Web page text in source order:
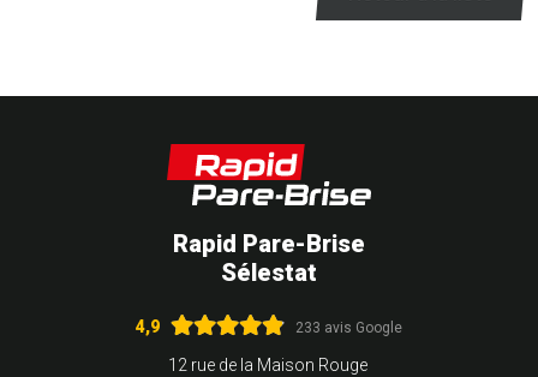
Rapid Pare-Brise
Sélestat
4,9 233 avis Google
12 rue de la Maison Rouge